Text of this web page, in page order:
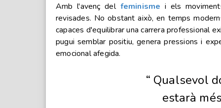
Amb l'avenç del feminisme i els
revisades. No obstant això, en temps
capaces d'equilibrar una carrera professional
pugui semblar positiu, genera pressions i
emocional afegida.
“ Qualsevol
estarà